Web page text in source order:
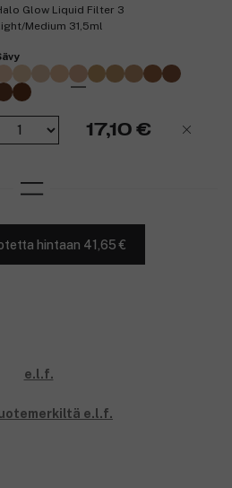
Glow Liquid Filter 3
Medium 31,5ml
17,10 €
hintaan 41,65 €
e.l.f.